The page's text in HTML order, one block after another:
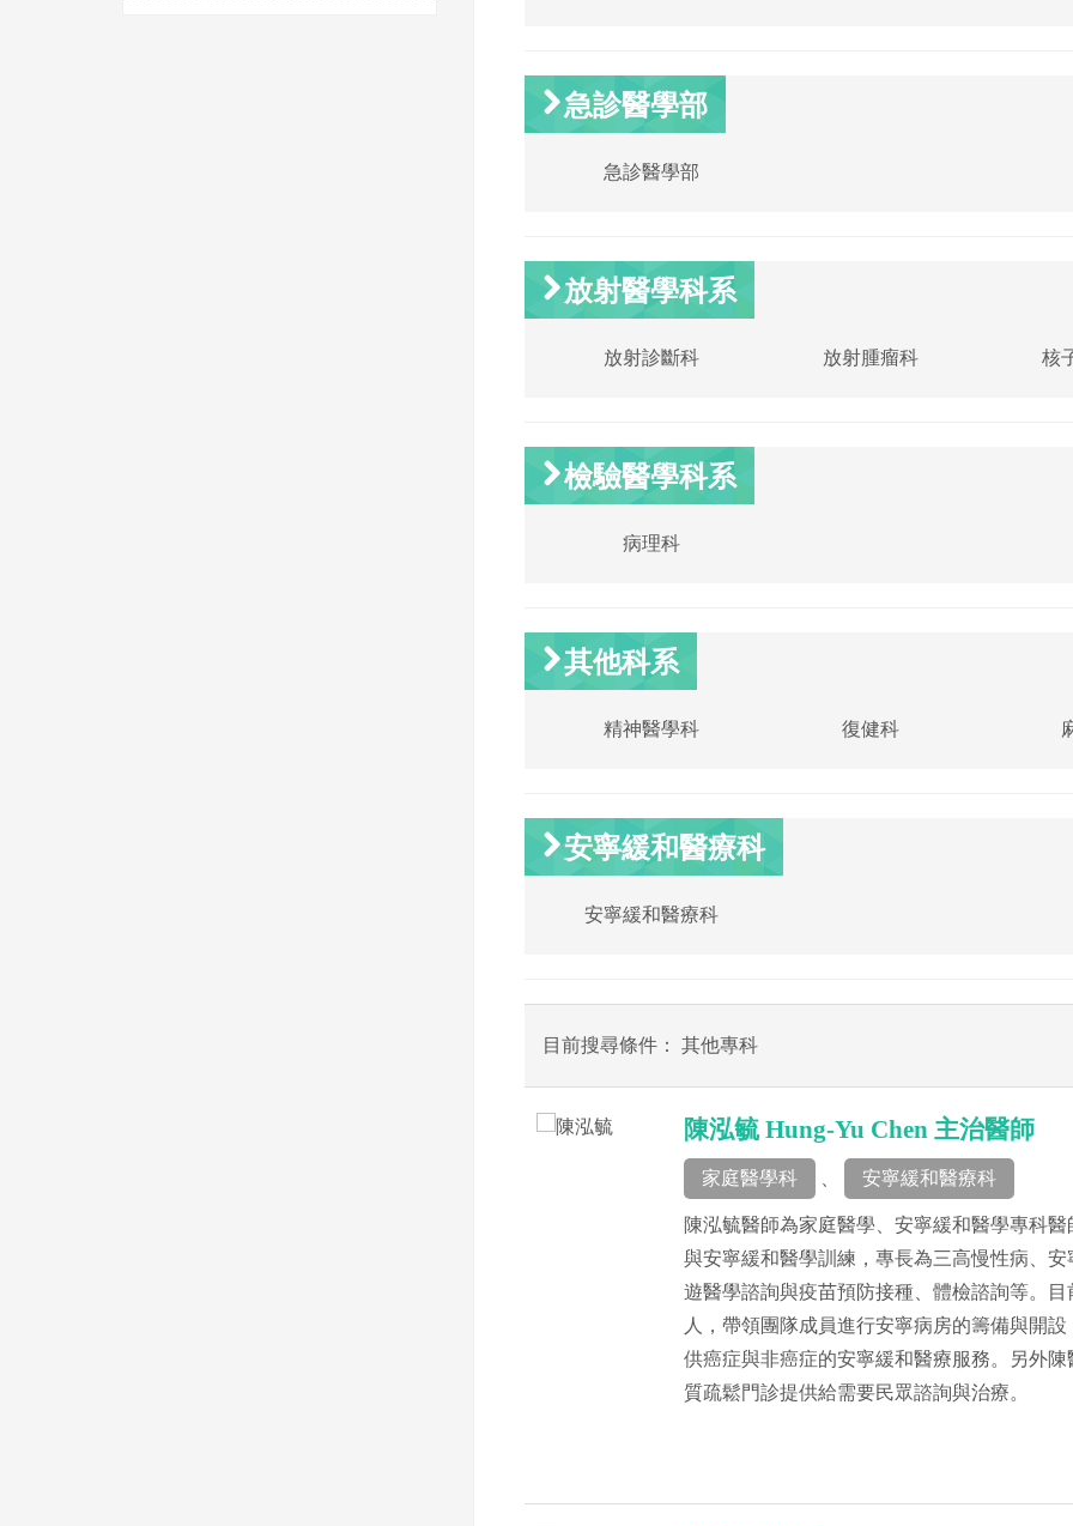
急診醫學部
急診醫學部
放射醫學科系
放射診斷科 放射腫瘤科 核
檢驗醫學科系
病理科
其他科系
精神醫學科 復健科
安寧緩和醫療科
安寧緩和醫療科
目前搜尋條件： 其他專科
陳泓毓 Hung-Yu Chen 主治醫師
家庭醫學科 安寧緩和醫療科
陳泓毓醫師為家庭醫學、安寧緩和醫學專科
與安寧緩和醫學訓練，專長為三高慢性病、
遊醫學諮詢與疫苗預防接種、體檢諮詢等。
人，帶領團隊成員進行安寧病房的籌備與開
供癌症與非癌症的安寧緩和醫療服務。另外
質疏鬆門診提供給需要民眾諮詢與治療。